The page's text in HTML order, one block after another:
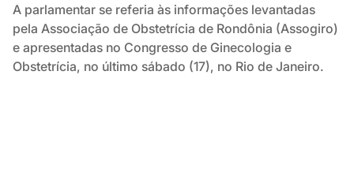
A parlamentar se referia às informações levantadas
pela Associação de Obstetrícia de Rondônia (Assogiro)
e apresentadas no Congresso de Ginecologia e
Obstetrícia, no último sábado (17), no Rio de Janeiro.